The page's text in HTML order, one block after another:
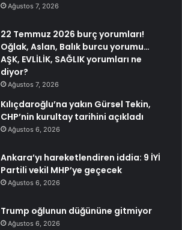
Ağustos 7, 2026
22 Temmuz 2026 burç yorumları!
Oğlak, Aslan, Balık burcu yorumu…
AŞK, EVLİLİK, SAĞLIK yorumları ne
diyor?
Ağustos 7, 2026
Kılıçdaroğlu’na yakın Gürsel Tekin,
CHP’nin kurultay tarihini açıkladı
Ağustos 6, 2026
Ankara’yı hareketlendiren iddia: 9 İYİ
Partili vekil MHP’ye geçecek
Ağustos 6, 2026
Trump oğlunun düğününe gitmiyor
Ağustos 6, 2026